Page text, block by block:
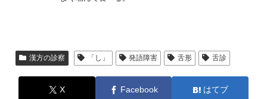
漢方の診察 「し」 発語障害 舌形 舌診
X Facebook はてブ